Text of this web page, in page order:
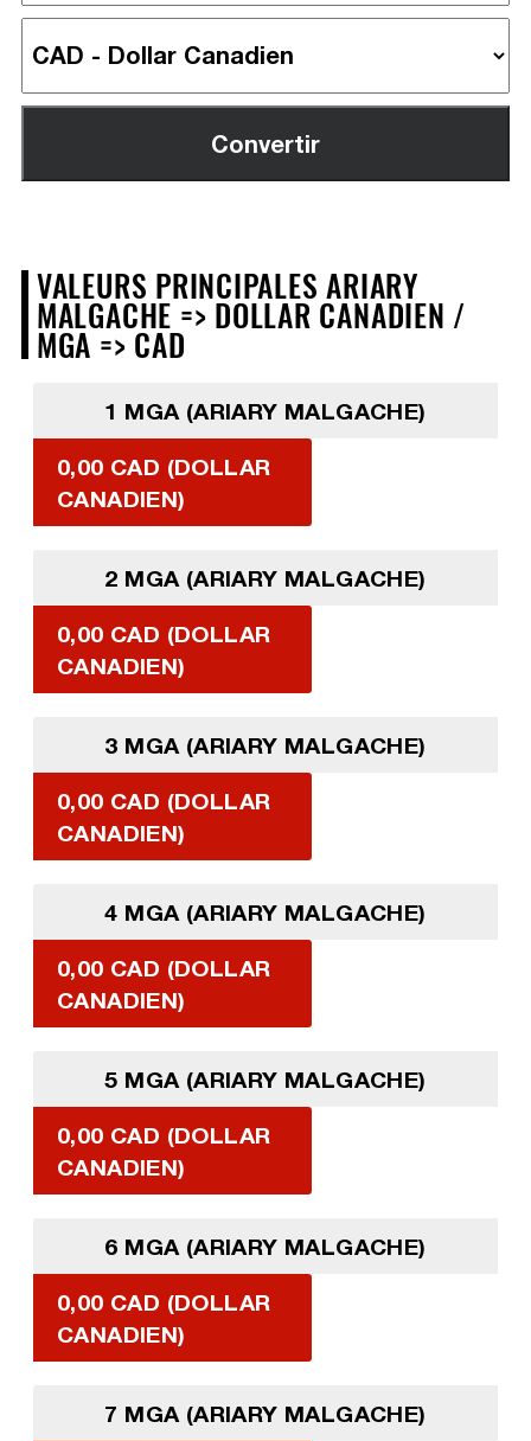
VALEURS PRINCIPALES ARIARY
MALGACHE => DOLLAR CANADIEN /
MGA => CAD
1 MGA (ARIARY MALGACHE)
0,00 CAD (DOLLAR
CANADIEN)
2 MGA (ARIARY MALGACHE)
0,00 CAD (DOLLAR
CANADIEN)
3 MGA (ARIARY MALGACHE)
0,00 CAD (DOLLAR
CANADIEN)
4 MGA (ARIARY MALGACHE)
0,00 CAD (DOLLAR
CANADIEN)
5 MGA (ARIARY MALGACHE)
0,00 CAD (DOLLAR
CANADIEN)
6 MGA (ARIARY MALGACHE)
0,00 CAD (DOLLAR
CANADIEN)
7 MGA (ARIARY MALGACHE)